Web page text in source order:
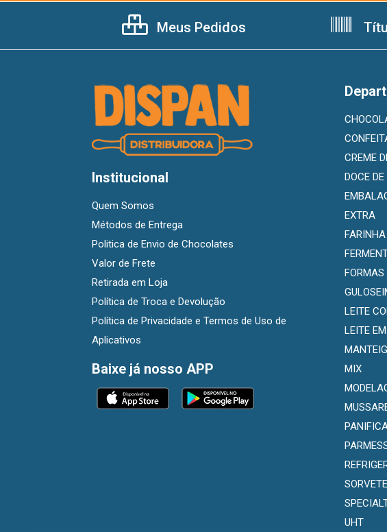
Meus Pedidos
Institucional
Quem Somos
Métodos de Entrega
Politica de Envio de Chocolates
Valor de Frete
Retirada em Loja
Política de Troca e Devolução
Política de Privacidade e Termos de Uso de
Aplicativos
Baixe já nosso APP
CREME
DOCE
EXTRA
FORMAS
LEITE
LEITE
MIX
UHT